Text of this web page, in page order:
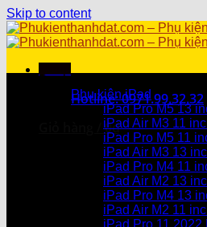
Skip to content
Hotline: 0971.99.32.32
Giỏ hàng /0₫
Chưa có sản phẩm
Chưa có sản phẩm trong giỏ
Danh mục sản phẩm
Phụ kiện iPad
iPad Pro M5 13
iPad Air M3 11
iPad Pro M5 11
iPad Air M3 13
iPad Pro M4 11
iPad Air M2 13
iPad Pro M4 13
iPad Air M2 11
iPad Pro 11 2022